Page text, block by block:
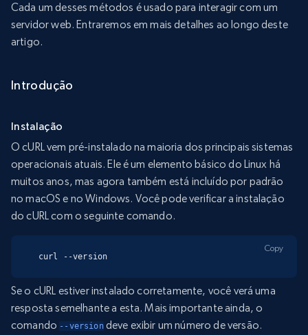
Cada um desses métodos é usado para interagir com um
servidor web. Entraremos em mais detalhes ao longo deste
artigo.
Introdução
Instalação
O cURL vem pré-instalado na maioria dos principais sistemas
operacionais atuais. Ele é um elemento básico do Linux há
muitos anos, mas agora também está incluído por padrão
no macOS e no Windows. Você pode verificar a instalação
do cURL com o seguinte comando.
curl --version
Copy
Se o cURL estiver instalado corretamente, você verá uma
resposta semelhante a esta. Mais importante ainda, o
comando --versiondeve exibir um número de versão.